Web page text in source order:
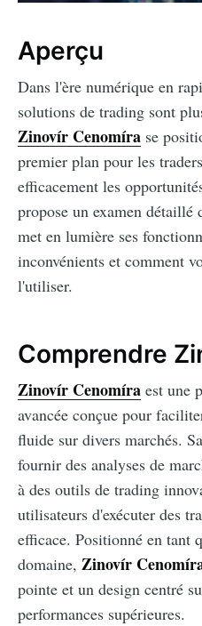
Aperçu
Dans l'ère numérique en
solutions de trading sont
Zinovír Cenomíra se
premier plan pour les
efficacement les
propose un examen détaillé
met en lumière ses
inconvénients et comment
l'utiliser.
Comprendre
Zinovír Cenomíra est une
avancée conçue pour
fluide sur divers marchés.
fournir des analyses de
à des outils de trading
utilisateurs d'exécuter des
efficace. Positionné en tant
domaine, Zinovír
pointe et un design centré
performances supérieures.